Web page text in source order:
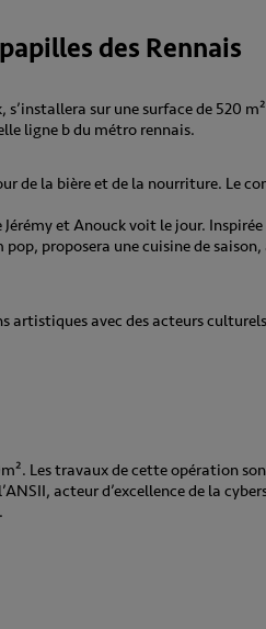
des Rennais
sur une surface de 520
ligne b du métro rennais.
la bière et de la nourriture. Le
et Anouck voit le jour.
proposera une cuisine de
avec des acteurs
Les travaux de cette opération
acteur d’excellence de la